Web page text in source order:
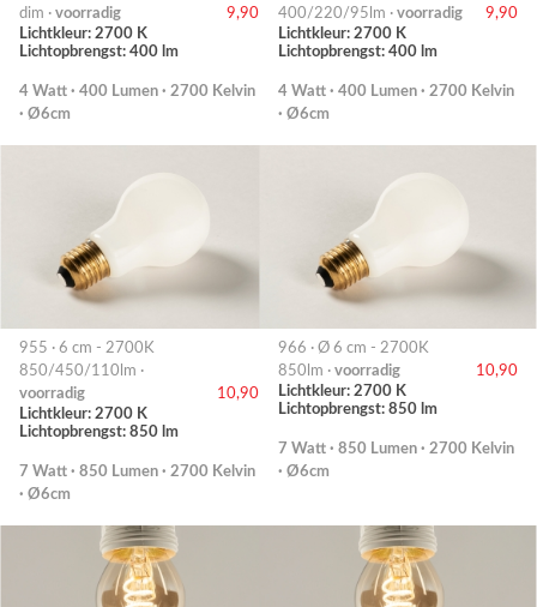
dim · voorradig
9,90
Lichtkleur: 2700 K
Lichtopbrengst: 400 lm
4 Watt · 400 Lumen · 2700 Kelvin
· Ø6cm
400/220/95lm · voorradig
9,90
Lichtkleur: 2700 K
Lichtopbrengst: 400 lm
4 Watt · 400 Lumen · 2700 Kelvin
· Ø6cm
955 · 6 cm - 2700K
850/450/110lm ·
voorradig
10,90
Lichtkleur: 2700 K
Lichtopbrengst: 850 lm
7 Watt · 850 Lumen · 2700 Kelvin
· Ø6cm
966 · Ø 6 cm - 2700K
850lm · voorradig
10,90
Lichtkleur: 2700 K
Lichtopbrengst: 850 lm
7 Watt · 850 Lumen · 2700 Kelvin
· Ø6cm